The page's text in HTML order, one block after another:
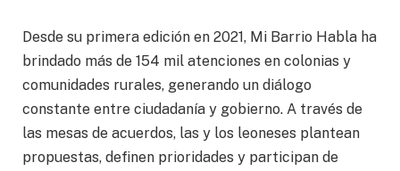
Desde su primera edición en 2021, Mi Barrio Habla ha
brindado más de 154 mil atenciones en colonias y
comunidades rurales, generando un diálogo
constante entre ciudadanía y gobierno. A través de
las mesas de acuerdos, las y los leoneses plantean
propuestas, definen prioridades y participan de